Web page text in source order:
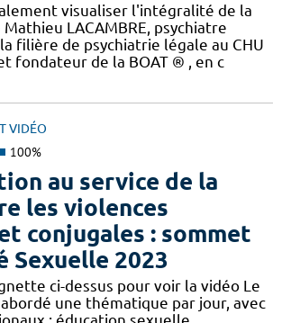
visualiser l'intégralité de la
LACAMBRE, psychiatre
filière de psychiatrie légale au CHU
fondateur de la BOAT ® , en c
VIDÉO
100%
au service de la
les violences
conjugales : sommet
Sexuelle 2023
ci-dessus pour voir la vidéo Le
une thématique par jour, avec